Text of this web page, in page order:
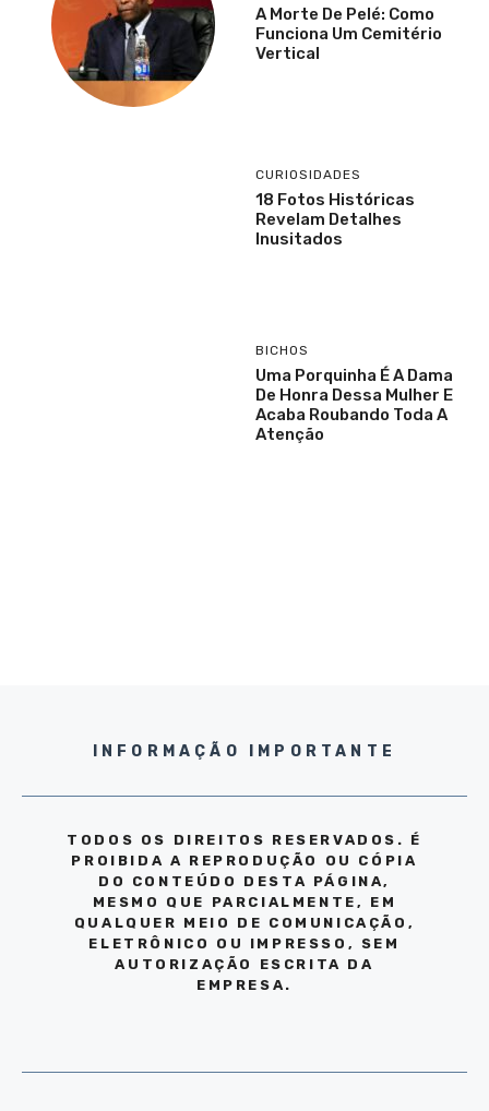
A Morte De Pelé: Como
Funciona Um Cemitério
Vertical
CURIOSIDADES
18 Fotos Históricas
Revelam Detalhes
Inusitados
BICHOS
Uma Porquinha É A Dama
De Honra Dessa Mulher E
Acaba Roubando Toda A
Atenção
INFORMAÇÃO IMPORTANTE
TODOS OS DIREITOS RESERVADOS. É
PROIBIDA A REPRODUÇÃO OU CÓPIA
DO CONTEÚDO DESTA PÁGINA,
MESMO QUE PARCIALMENTE, EM
QUALQUER MEIO DE COMUNICAÇÃO,
ELETRÔNICO OU IMPRESSO, SEM
AUTORIZAÇÃO ESCRITA DA
EMPRESA.